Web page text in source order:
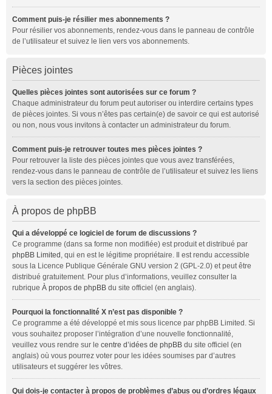
Comment puis-je résilier mes abonnements ?
Pour résilier vos abonnements, rendez-vous dans le panneau de contrôle
de l’utilisateur et suivez le lien vers vos abonnements.
Pièces jointes
Quelles pièces jointes sont autorisées sur ce forum ?
Chaque administrateur du forum peut autoriser ou interdire certains types
de pièces jointes. Si vous n’êtes pas certain(e) de savoir ce qui est autorisé
ou non, nous vous invitons à contacter un administrateur du forum.
Comment puis-je retrouver toutes mes pièces jointes ?
Pour retrouver la liste des pièces jointes que vous avez transférées,
rendez-vous dans le panneau de contrôle de l’utilisateur et suivez les liens
vers la section des pièces jointes.
À propos de phpBB
Qui a développé ce logiciel de forum de discussions ?
Ce programme (dans sa forme non modifiée) est produit et distribué par
phpBB Limited , qui en est le légitime propriétaire. Il est rendu accessible
sous la Licence Publique Générale GNU version 2 (GPL-2.0) et peut être
distribué gratuitement. Pour plus d’informations, veuillez consulter la
rubrique À propos de phpBB du site officiel (en anglais).
Pourquoi la fonctionnalité X n’est pas disponible ?
Ce programme a été développé et mis sous licence par phpBB Limited. Si
vous souhaitez proposer l’intégration d’une nouvelle fonctionnalité,
veuillez vous rendre sur le centre d’idées de phpBB du site officiel (en
anglais) où vous pourrez voter pour les idées soumises par d’autres
utilisateurs et suggérer les vôtres.
Qui dois-je contacter à propos de problèmes d’abus ou d’ordres légaux